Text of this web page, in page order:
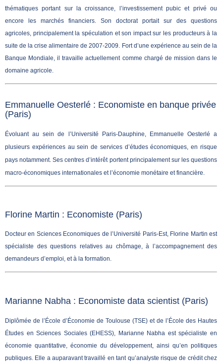
thématiques portant sur la croissance, l’investissement pubic et privé ou
encore les marchés financiers. Son doctorat portait sur des questions
agricoles, principalement la spéculation et son impact sur les producteurs à la
suite de la crise alimentaire de 2007-2009. Fort d’une expérience au sein de la
Banque Mondiale, il travaille actuellement comme chargé de mission dans le
domaine agricole.
Emmanuelle Oesterlé : Economiste en banque privée
(Paris)
Évoluant au sein de l’Université Paris-Dauphine, Emmanuelle Oesterlé a
plusieurs expériences au sein de services d’études économiques, en risque
pays notamment. Ses centres d’intérêt portent principalement sur les questions
macro-économiques internationales et l’économie monétaire et financière.
Florine Martin : Economiste (Paris)
Docteur en Sciences Economiques de l’Université Paris-Est, Florine Martin est
spécialiste des questions relatives au chômage, à l’accompagnement des
demandeurs d’emploi, et à la formation.
Marianne Nabha : Economiste data scientist (Paris)
Diplômée de l’École d’Économie de Toulouse (TSE) et de l’École des Hautes
Études en Sciences Sociales (EHESS), Marianne Nabha est spécialiste en
économie quantitative, économie du développement, ainsi qu’en politiques
publiques. Elle a auparavant travaillé en tant qu’analyste risque de crédit chez